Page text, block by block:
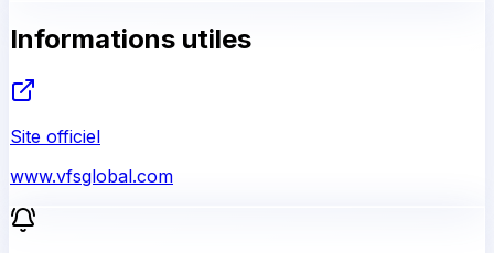
Informations utiles
Site officiel
www.vfsglobal.com